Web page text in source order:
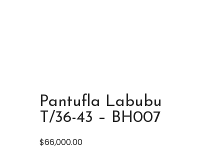
Pantufla Labubu
T/36-43 – BH007
$66,000.00